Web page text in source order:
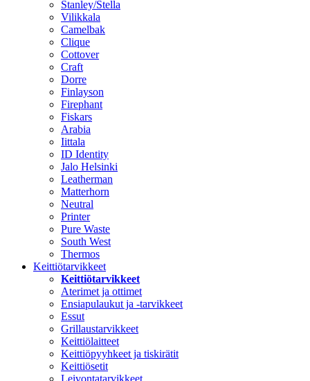
Stanley/Stella
Vilikkala
Camelbak
Clique
Cottover
Craft
Dorre
Finlayson
Firephant
Fiskars
Arabia
Iittala
ID Identity
Jalo Helsinki
Leatherman
Matterhorn
Neutral
Printer
Pure Waste
South West
Thermos
Keittiötarvikkeet
Keittiötarvikkeet
Aterimet ja ottimet
Ensiapulaukut ja -tarvikkeet
Essut
Grillaustarvikkeet
Keittiölaitteet
Keittiöpyyhkeet ja tiskirätit
Keittiösetit
Leivontatarvikkeet